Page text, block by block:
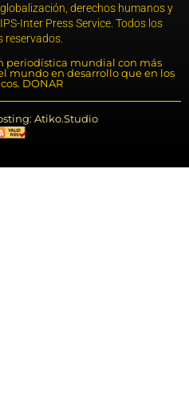
derechos humanos y
Inter Press Service. Todos los
reservados.
periodística mundial con más
mundo en desarrollo que en los
DONAR
Atiko.Studio